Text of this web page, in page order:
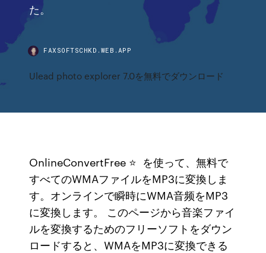
た。
FAXSOFTSCHKD.WEB.APP
Ulead photo explorer 7.0を無料でダウンロード
OnlineConvertFree ⭐ ️ を使って、無料で
すべてのWMAファイルをMP3に変換しま
す。オンラインで瞬時にWMA音频をMP3
に変換します。 このページから音楽ファイ
ルを変換するためのフリーソフトをダウン
ロードすると、WMAをMP3に変換できる